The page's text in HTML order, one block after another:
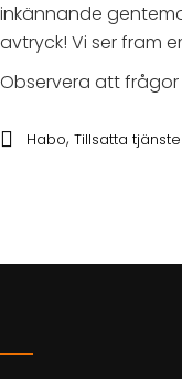
inkännande
avtryck! Vi ser fram
Observera att frågor
Habo, Tillsatta